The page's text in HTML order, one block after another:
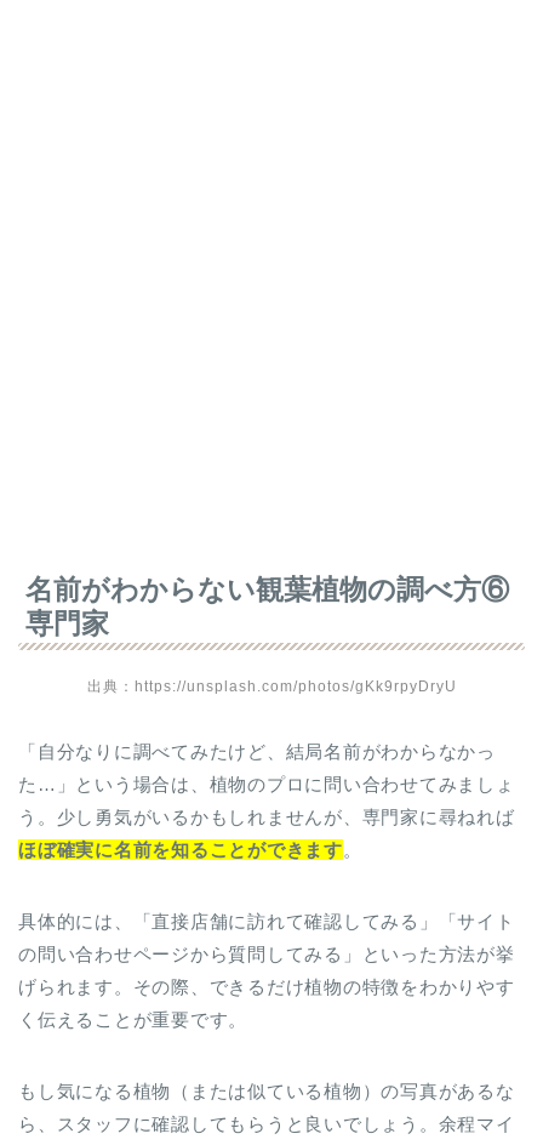
名前がわからない観葉植物の調べ方⑥
専門家
出典：https://unsplash.com/photos/gKk9rpyDryU
「自分なりに調べてみたけど、結局名前がわからなかっ
た…」という場合は、植物のプロに問い合わせてみましょ
う。少し勇気がいるかもしれませんが、専門家に尋ねれば
ほぼ確実に名前を知ることができます。
具体的には、「直接店舗に訪れて確認してみる」「サイト
の問い合わせページから質問してみる」といった方法が挙
げられます。その際、できるだけ植物の特徴をわかりやす
く伝えることが重要です。
もし気になる植物（または似ている植物）の写真があるな
ら、スタッフに確認してもらうと良いでしょう。余程マイ